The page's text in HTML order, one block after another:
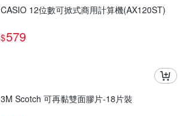
CASIO 12位數可掀式商用計算機(AX120ST)
$579
3M Scotch 可再黏雙面膠片-18片裝